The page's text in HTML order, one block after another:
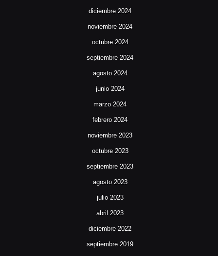
diciembre 2024
noviembre 2024
octubre 2024
septiembre 2024
agosto 2024
junio 2024
marzo 2024
febrero 2024
noviembre 2023
octubre 2023
septiembre 2023
agosto 2023
julio 2023
abril 2023
diciembre 2022
septiembre 2019